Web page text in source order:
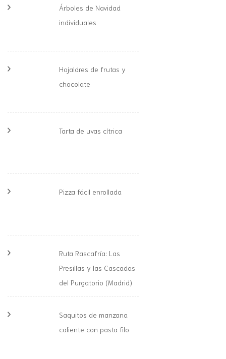
Árboles de Navidad
individuales
Hojaldres de frutas y
chocolate
Tarta de uvas cítrica
Pizza fácil enrollada
Ruta Rascafría: Las
Presillas y las Cascadas
del Purgatorio (Madrid)
Saquitos de manzana
caliente con pasta filo